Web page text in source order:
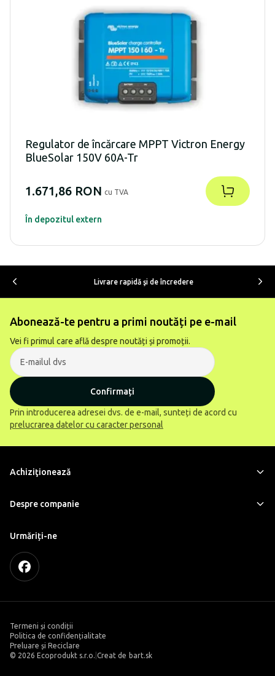
Regulator de încărcare MPPT Victron Energy
BlueSolar 150V 60A-Tr
1.671,86 RON cu TVA
În depozitul extern
Livrare rapidă şi de încredere
Abonează-te pentru a primi noutăți pe e-mail
Vei fi primul care află despre noutăți și promoții.
Confirmați
Prin introducerea adresei dvs. de e-mail, sunteți de acord cu
prelucrarea datelor cu caracter personal
Achiziţionează
Despre companie
Urmăriți-ne
Termeni și condiții
Politica de confidențialitate
Preluare și Reciclare
© 2026 Ecoprodukt s.r.o. Creat de bart.sk